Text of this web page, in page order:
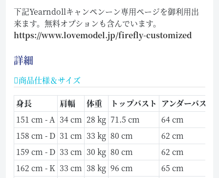
下記Yearndollキャンペンーン専用ページを御利用出
来ます。無料オプションも含んでいます。
https://www.lovemodel.jp/firefly-customized
詳細
商品仕様＆サイズ
身長 肩幅 体重 トップバスト
アンダーバスト
151 cm - A 34 cm 28 kg 71.5 cm
64 cm
158 cm - D 31 cm 33 kg 80 cm
62 cm
159 cm - D 33 cm 30 kg 80 cm
62 cm
162 cm - K 33 cm 38 kg 96 cm
65 cm